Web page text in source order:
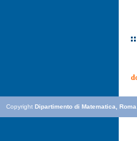
Copyright Dipartimento di Matematica, Roma